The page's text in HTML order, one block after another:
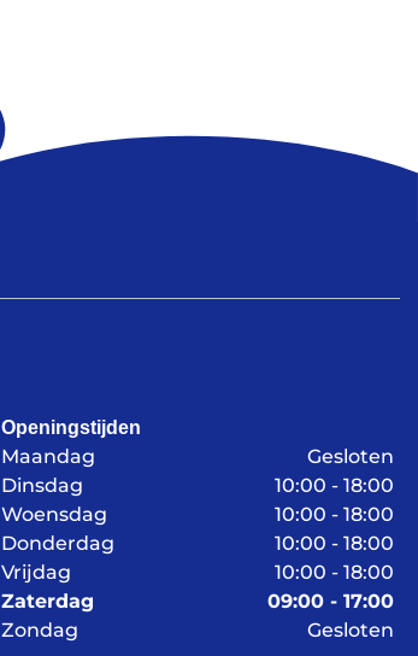
Openingstijden
Maandag
Gesloten
Dinsdag
10:00 - 18:00
Woensdag
10:00 - 18:00
Donderdag
10:00 - 18:00
Vrijdag
10:00 - 18:00
Zaterdag
09:00 - 17:00
Zondag
Gesloten